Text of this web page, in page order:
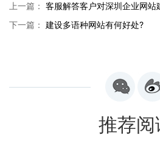
上一篇： 客服解答客户对深圳企业网站
下一篇： 建设多语种网站有何好处?
推荐阅